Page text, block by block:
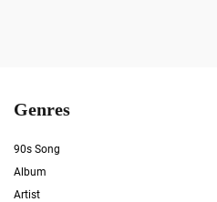
Genres
90s Song
Album
Artist